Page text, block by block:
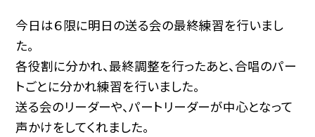
今日は６限に明日の送る会の最終練習を行いまし
た。
各役割に分かれ、最終調整を行ったあと、合唱のパー
トごとに分かれ練習を行いました。
送る会のリーダーや、パートリーダーが中心となって
声かけをしてくれました。